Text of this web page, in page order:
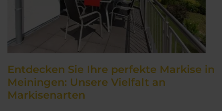
Entdecken Sie Ihre perfekte Markise in
Meiningen: Unsere Vielfalt an
Markisenarten